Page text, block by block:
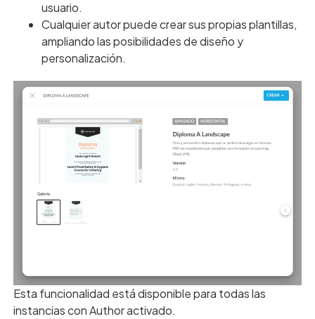
usuario.
Cualquier autor puede crear sus propias plantillas,
ampliando las posibilidades de diseño y
personalización.
Esta funcionalidad está disponible para todas las
instancias con Author activado.